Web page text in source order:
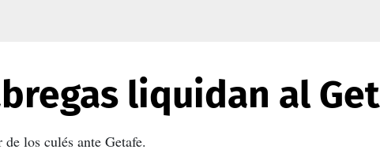
liquidan al
los culés ante Getafe.